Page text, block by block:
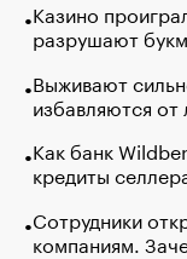
Казино
разрушают
Выживают
избавляются
Как банк
кредиты
Сотрудники
компаниям.